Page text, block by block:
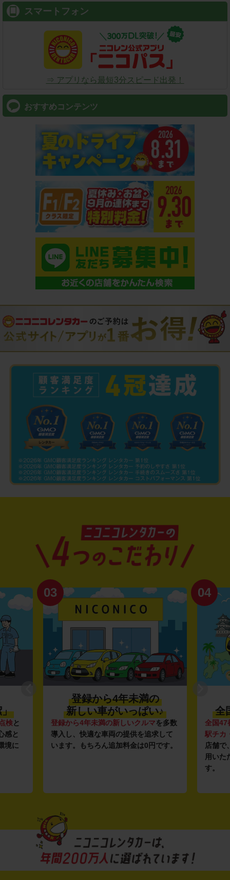
スマートフォン
⇒ アプリなら最短3分スピード出発！
おすすめコンテンツ
」
検と
感と
境に
03
登録から4年未満の
新しい車がいっぱい♪
登録から4年未満の新しいクルマを多数
導入し、快適な車両の提供を追求して
います。もちろん追加料金は0円です。
04
全
全国47
駅チカ
店舗で
用いた
す。